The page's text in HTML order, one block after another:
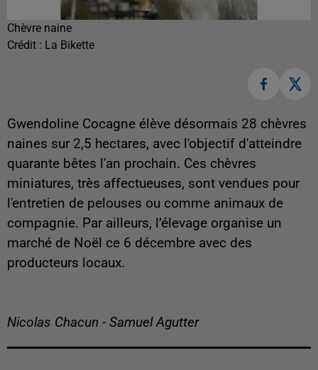
Chèvre naine
Crédit : La Bikette
Gwendoline Cocagne élève désormais 28 chèvres
naines sur 2,5 hectares, avec l'objectif d'atteindre
quarante bêtes l'an prochain. Ces chèvres
miniatures, très affectueuses, sont vendues pour
l'entretien de pelouses ou comme animaux de
compagnie. Par ailleurs, l’élevage organise un
marché de Noël ce 6 décembre avec des
producteurs locaux.
Nicolas Chacun - Samuel Agutter